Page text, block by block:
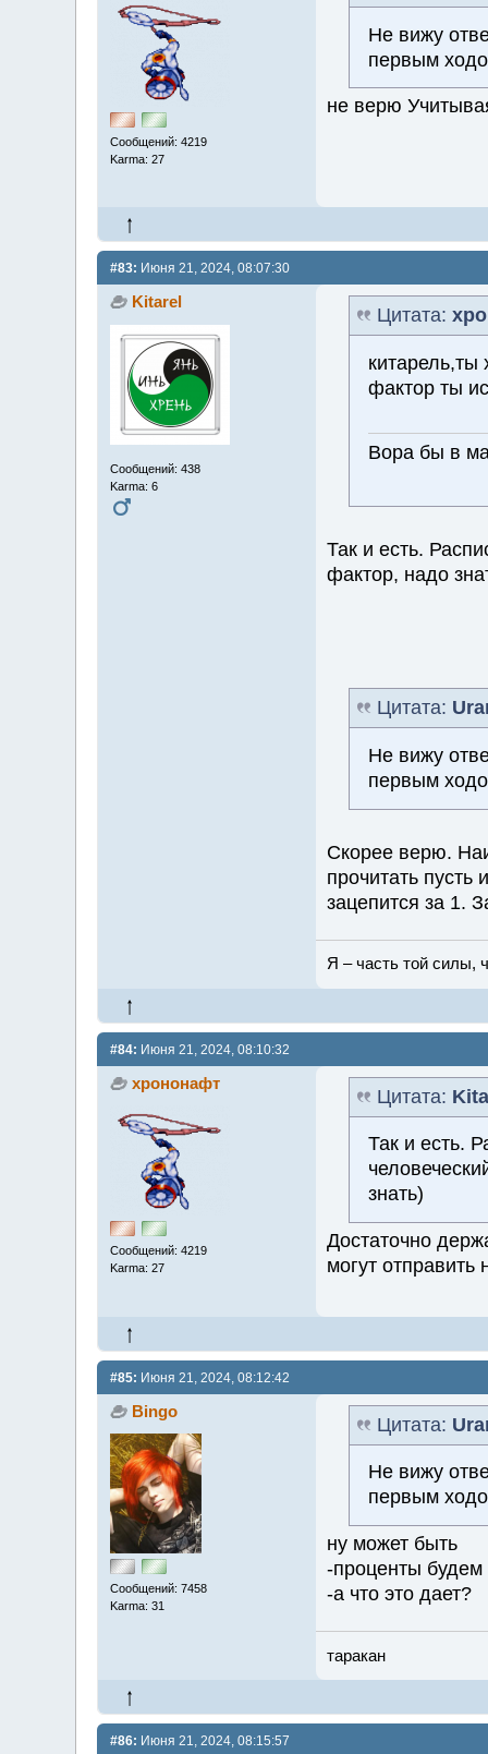
Сообщений: 4219
Karma: 27
Не вижу
первым
не верю
#83: Июня 21, 2024, 08:07:30
Kitarel
Сообщений: 438
Karma: 6
Цитата:
китарель,ты
фактор ты
Вора бы в
Так и есть.
фактор, надо
Цитата:
Не вижу
первым
Скорее верю.
прочитать
зацепится за 1.
Я – часть той силы,
#84: Июня 21, 2024, 08:10:32
хрононафт
Сообщений: 4219
Karma: 27
Цитата:
Так и есть.
знать)
Достаточно
могут отправить
#85: Июня 21, 2024, 08:12:42
Bingo
Сообщений: 7458
Karma: 31
Цитата:
Не вижу
первым
ну может быть
-проценты будем
-а что это дает?
таракан
#86: Июня 21, 2024, 08:15:57